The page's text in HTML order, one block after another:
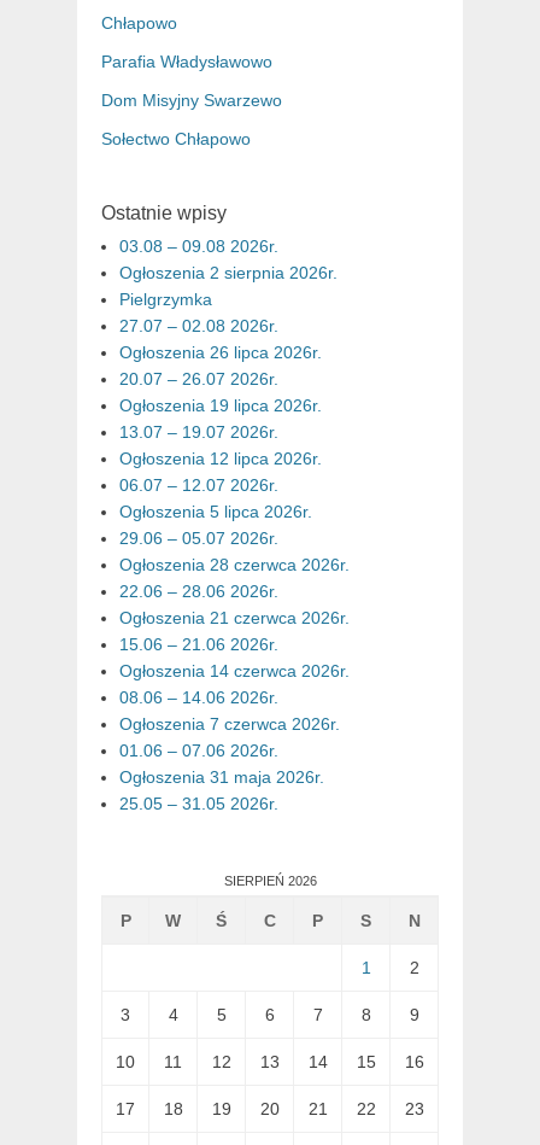
Chłapowo
Parafia Władysławowo
Dom Misyjny Swarzewo
Sołectwo Chłapowo
Ostatnie wpisy
03.08 – 09.08 2026r.
Ogłoszenia 2 sierpnia 2026r.
Pielgrzymka
27.07 – 02.08 2026r.
Ogłoszenia 26 lipca 2026r.
20.07 – 26.07 2026r.
Ogłoszenia 19 lipca 2026r.
13.07 – 19.07 2026r.
Ogłoszenia 12 lipca 2026r.
06.07 – 12.07 2026r.
Ogłoszenia 5 lipca 2026r.
29.06 – 05.07 2026r.
Ogłoszenia 28 czerwca 2026r.
22.06 – 28.06 2026r.
Ogłoszenia 21 czerwca 2026r.
15.06 – 21.06 2026r.
Ogłoszenia 14 czerwca 2026r.
08.06 – 14.06 2026r.
Ogłoszenia 7 czerwca 2026r.
01.06 – 07.06 2026r.
Ogłoszenia 31 maja 2026r.
25.05 – 31.05 2026r.
SIERPIEŃ 2026
P W Ś C P S N
1 2
3 4 5 6 7 8 9
10 11 12 13 14 15 16
17 18 19 20 21 22 23